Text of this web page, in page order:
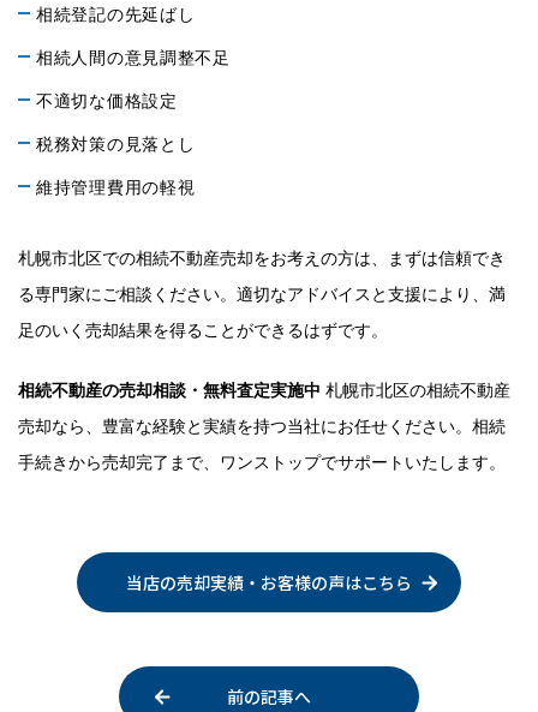
相続登記の先延ばし
相続人間の意見調整不足
不適切な価格設定
税務対策の見落とし
維持管理費用の軽視
札幌市北区での相続不動産売却をお考えの方は、まずは信頼でき
る専門家にご相談ください。適切なアドバイスと支援により、満
足のいく売却結果を得ることができるはずです。
相続不動産の売却相談・無料査定実施中 札幌市北区の相続不動産
売却なら、豊富な経験と実績を持つ当社にお任せください。相続
手続きから売却完了まで、ワンストップでサポートいたします。
当店の売却実績・お客様の声はこちら
前の記事へ